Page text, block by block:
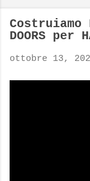
Costruiamo
DOORS per
ottobre 13,